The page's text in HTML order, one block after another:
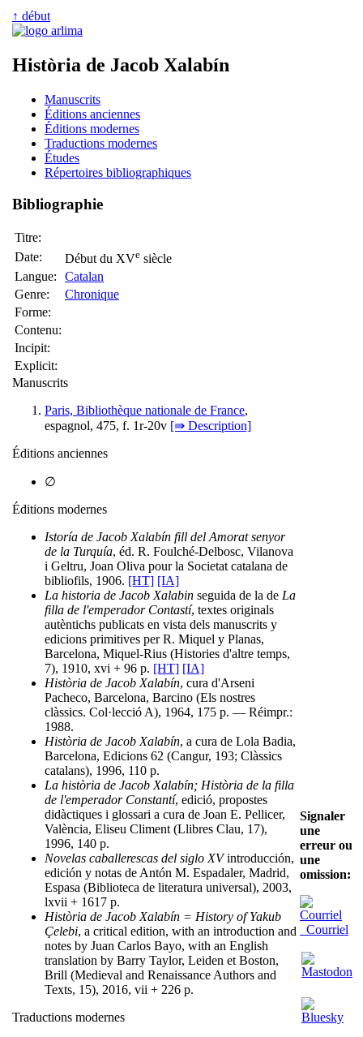
↑ début
Història de Jacob Xalabín
Manuscrits
Éditions anciennes
Éditions modernes
Traductions modernes
Études
Répertoires bibliographiques
Bibliographie
Titre:
Date:
Début du XVe siècle
Langue:
Catalan
Genre:
Chronique
Forme:
Contenu:
Incipit:
Explicit:
Manuscrits
Paris, Bibliothèque nationale de France,
espagnol, 475, f. 1r-20v [⇛ Description]
Éditions anciennes
∅
Éditions modernes
Istoría de Jacob Xalabín fill del Amorat senyor
de la Turquía, éd. R. Foulché-Delbosc, Vilanova
i Geltru, Joan Oliva pour la Societat catalana de
bibliofils, 1906. [HT] [IA]
La historia de Jacob Xalabin seguida de la de La
filla de l'emperador Contastí, textes originals
autèntichs publicats en vista dels manuscrits y
edicions primitives per R. Miquel y Planas,
Barcelona, Miquel-Rius (Histories d'altre temps,
7), 1910, xvi + 96 p. [HT] [IA]
Història de Jacob Xalabín, cura d'Arseni
Pacheco, Barcelona, Barcino (Els nostres
clàssics. Col·lecció A), 1964, 175 p. — Réimpr.:
1988.
Història de Jacob Xalabín, a cura de Lola Badia,
Barcelona, Edicions 62 (Cangur, 193; Clàssics
catalans), 1996, 110 p.
La història de Jacob Xalabín; Història de la filla
de l'emperador Constantí, edició, propostes
didàctiques i glossari a cura de Joan E. Pellicer,
València, Eliseu Climent (Llibres Clau, 17),
1996, 140 p.
Novelas caballerescas del siglo XVintroducción,
edición y notas de Antón M. Espadaler, Madrid,
Espasa (Biblioteca de literatura universal), 2003,
lxvii + 1617 p.
Història de Jacob Xalabín = History of Yakub
Çelebi, a critical edition, with an introduction and
notes by Juan Carlos Bayo, with an English
translation by Barry Taylor, Leiden et Boston,
Brill (Medieval and Renaissance Authors and
Texts, 15), 2016, vii + 226 p.
Traductions modernes
Signaler
une
erreur ou
une
omission:
Courriel